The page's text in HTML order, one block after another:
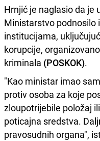
Hrnjić je naglasio da je
Ministarstvo podnosilo
institucijama,
korupcije,
kriminala (POSKOK).
"Kao ministar imao
protiv osoba za koje
zloupotrijebile položaj
poticajna sredstva.
pravosudnih organa",